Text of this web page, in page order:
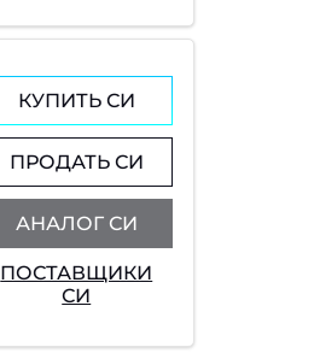
КУПИТЬ СИ
ПРОДАТЬ СИ
АНАЛОГ СИ
ПОСТАВЩИКИ
СИ